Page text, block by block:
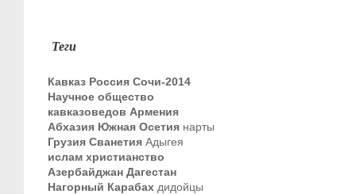
Теги
Кавказ Россия Сочи-2014
Научное общество
кавказоведов Армения
Абхазия Южная Осетия нарты
Грузия Сванетия Адыгея
ислам христианство
Азербайджан Дагестан
Нагорный Карабах дидойцы